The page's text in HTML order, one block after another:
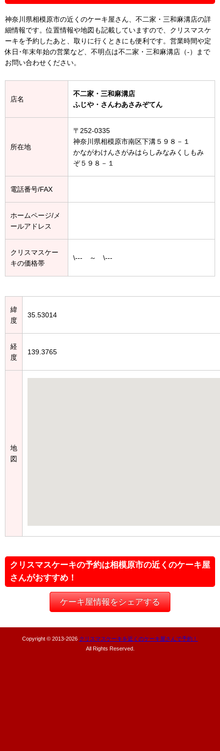
神奈川県相模原市の近くのケーキ屋さん、不二家・三和麻溝店の詳
細情報です。位置情報や地図も記載していますので、クリスマスケ
ーキを予約したあと、取りに行くときにも便利です。営業時間や定
休日･年末年始の営業など、不明点は不二家・三和麻溝店（-）まで
お問い合わせください。
店名
不二家・三和麻溝店
ふじや・さんわあさみぞてん
所在地
〒252-0335
神奈川県相模原市南区下溝５９８－１
かながわけんさがみはらしみなみくしもみ
ぞ５９８－１
電話番号/FAX
ホームページ/メ
ールアドレス
クリスマスケー
キの価格帯
\--- ～ \---
緯
度
35.53014
経
度
139.3765
地
図
クリスマスケーキの予約は相模原市の近くのケーキ屋
さんがおすすめ！
ケーキ屋情報をシェアする
Copyright © 2013-2026 クリスマスケーキを近くのケーキ屋さんで予約！
All Rights Reserved.